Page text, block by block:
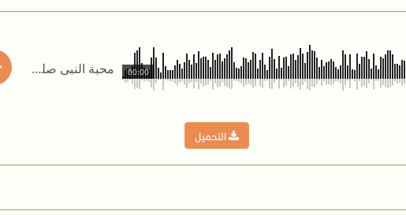
محبة النبي صلى الله عليه وسلم 00:00
التحميل